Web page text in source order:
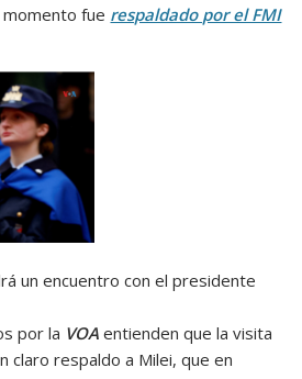
fue respaldado por el FMI
un encuentro con el presidente
por la VOA entienden que la visita
claro respaldo a Milei, que en